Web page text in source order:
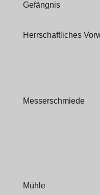
Gefängnis
Herrschaftliches
Messerschmiede
Mühle